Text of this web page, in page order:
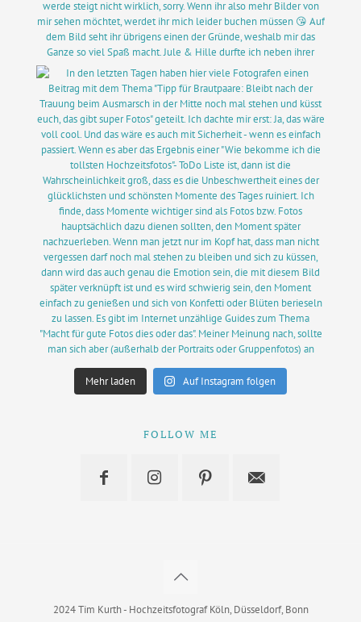
Mehr laden Auf Instagram folgen
FOLLOW ME
2024 Tim Kurth - Hochzeitsfotograf Köln, Düsseldorf, Bonn